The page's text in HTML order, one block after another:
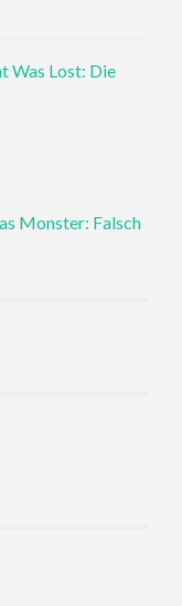
Was Lost: Die
Monster: Falsch